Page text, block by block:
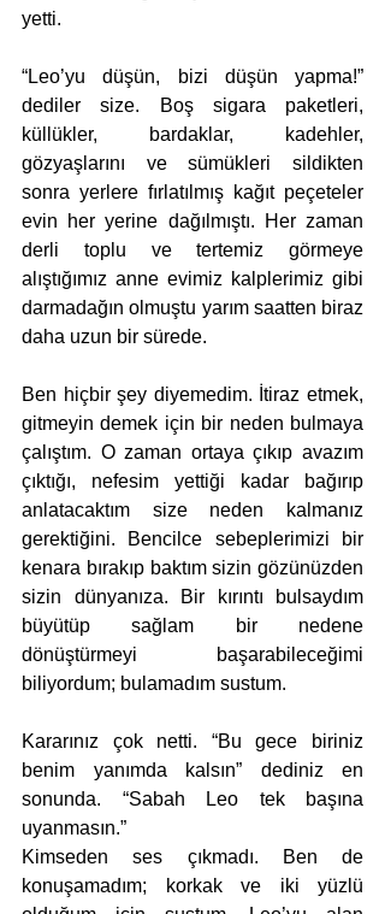
yetti.
“Leo’yu düşün, bizi düşün yapma!”
dediler size. Boş sigara paketleri,
küllükler, bardaklar, kadehler,
gözyaşlarını ve sümükleri sildikten
sonra yerlere fırlatılmış kağıt peçeteler
evin her yerine dağılmıştı. Her zaman
derli toplu ve tertemiz görmeye
alıştığımız anne evimiz kalplerimiz gibi
darmadağın olmuştu yarım saatten biraz
daha uzun bir sürede.
Ben hiçbir şey diyemedim. İtiraz etmek,
gitmeyin demek için bir neden bulmaya
çalıştım. O zaman ortaya çıkıp avazım
çıktığı, nefesim yettiği kadar bağırıp
anlatacaktım size neden kalmanız
gerektiğini. Bencilce sebeplerimizi bir
kenara bırakıp baktım sizin gözünüzden
sizin dünyanıza. Bir kırıntı bulsaydım
büyütüp sağlam bir nedene
dönüştürmeyi başarabileceğimi
biliyordum; bulamadım sustum.
Kararınız çok netti. “Bu gece biriniz
benim yanımda kalsın” dediniz en
sonunda. “Sabah Leo tek başına
uyanmasın.”
Kimseden ses çıkmadı. Ben de
konuşamadım; korkak ve iki yüzlü